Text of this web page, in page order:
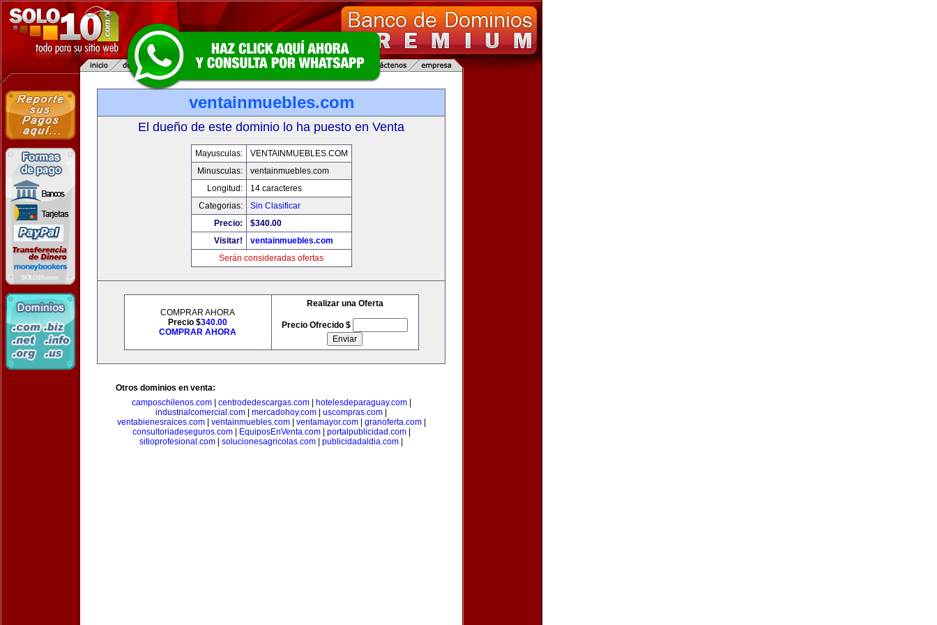
ventainmuebles.com
El dueño de este dominio lo ha puesto en Venta
Mayusculas:
VENTAINMUEBLES.COM
Minusculas:
ventainmuebles.com
Longitud:
14 caracteres
Categorias:
Sin Clasificar
Precio:
$340.00
Visitar!
ventainmuebles.com
Serán consideradas ofertas
COMPRAR AHORA
Precio $340.00
COMPRAR AHORA
Realizar una Oferta
Precio Ofrecido $
Otros dominios en venta:
camposchilenos.com| centrodedescargas.com| hotelesdeparaguay.com|
industrialcomercial.com
mercadohoy.com uscompras.com
ventabienesraices.com| ventainmuebles.com| ventamayor.com| granoferta.com|
consultoriadeseguros.com| EquiposEnVenta.com| portalpublicidad.com|
sitioprofesional.com
solucionesagricolas.com publicidadaldia.com